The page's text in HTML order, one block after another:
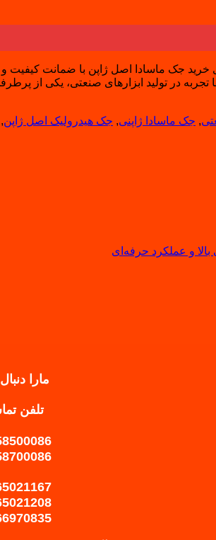
جک ماسادا اصل ژاپن با ضمانت
, جک ماسادا ژاپنی, جک هیدرولیک اصل ژاپن,
بالا و عملکرد حرفه‌ای
مارا
تلفن